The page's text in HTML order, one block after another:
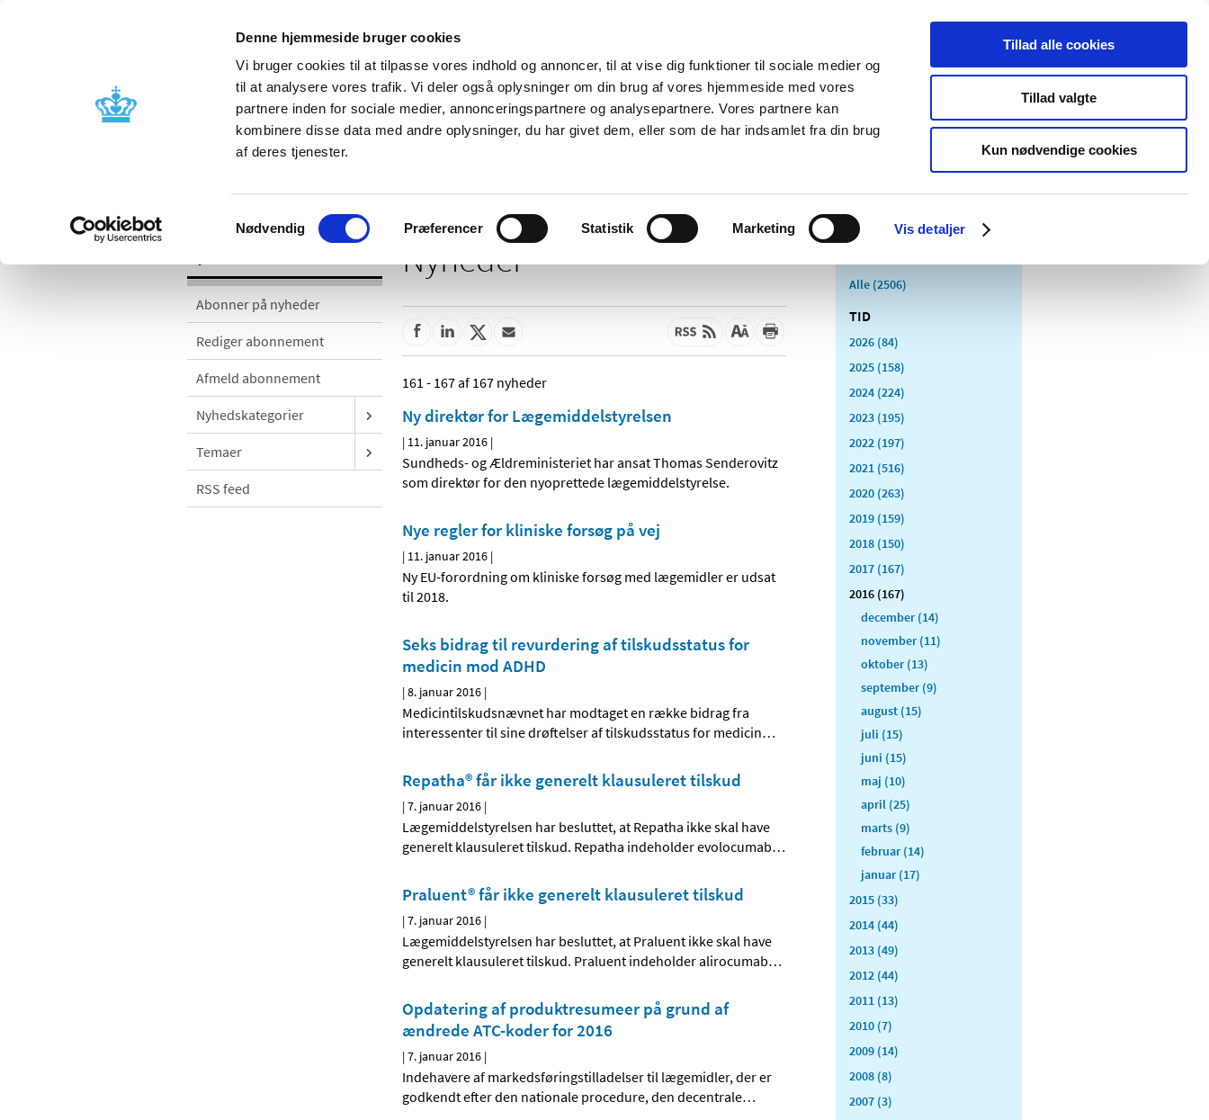
Denne hjemmeside bruger cookies
Vi bruger cookies til at tilpasse vores indhold og annoncer, til at vise dig funktioner til sociale medier og
til at analysere vores trafik. Vi deler også oplysninger om din brug af vores hjemmeside med vores
partnere inden for sociale medier, annonceringspartnere og analysepartnere. Vores partnere kan
kombinere disse data med andre oplysninger, du har givet dem, eller som de har indsamlet fra din brug
af deres tjenester.
Samtykkevalg
Nødvendig Præferencer Statistik Marketing Vis detaljer
Tillad alle cookies
Tillad valgte
Kun nødvendige cookies
Nyheder Om os Kontakt Udgivelser
Godkendelse og
Bivirkninger og
produktinformation
Tilskud og
Apoteker og salg af
Medicinsk
Særlige
produktområder
Abonner på nyheder
Rediger abonnement
Afmeld abonnement
Nyhedskategorier
Temaer
RSS feed
Nyheder
161 - 167 af 167 nyheder
Ny direktør for Lægemiddelstyrelsen
| 11. januar 2016 |
Sundheds- og Ældreministeriet har ansat Thomas Senderovitz
som direktør for den nyoprettede lægemiddelstyrelse.
Nye regler for kliniske forsøg på vej
| 11. januar 2016 |
Ny EU-forordning om kliniske forsøg med lægemidler er udsat
til 2018.
Seks bidrag til revurdering af tilskudsstatus for
medicin mod ADHD
|8. januar 2016 |
Medicintilskudsnævnet har modtaget en række bidrag fra
interessenter til sine drøftelser af tilskudsstatus for medicin…
Repatha® får ikke generelt klausuleret tilskud
|7. januar 2016 |
Lægemiddelstyrelsen har besluttet, at Repatha ikke skal have
generelt klausuleret tilskud. Repatha indeholder evolocumab…
Praluent® får ikke generelt klausuleret tilskud
|7. januar 2016 |
Lægemiddelstyrelsen har besluttet, at Praluent ikke skal have
generelt klausuleret tilskud. Praluent indeholder alirocumab…
Opdatering af produktresumeer på grund af
ændrede ATC-koder for 2016
|7. januar 2016 |
Indehavere af markedsføringstilladelser til lægemidler, der er
godkendt efter den nationale procedure, den decentrale…
Alle (2506)
TID
2026 (84)
2025 (158)
2024 (224)
2023 (195)
2022 (197)
2021 (516)
2020 (263)
2019 (159)
2018 (150)
2017 (167)
2016 (167)
december (14)
november (11)
oktober (13)
september (9)
august (15)
juli (15)
juni (15)
maj (10)
april (25)
marts (9)
februar (14)
januar (17)
2015 (33)
2014 (44)
2013 (49)
2012 (44)
2011 (13)
2010 (7)
2009 (14)
2008 (8)
2007 (3)